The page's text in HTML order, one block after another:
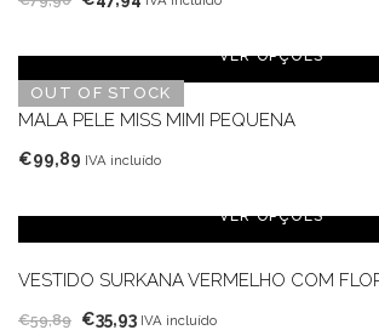
original
era:
€79,90.
atual
é:
€47,94.
OUT OF STOCK
VER OPÇÕES
MALA PELE MISS MIMI PEQUENA
€99,89 IVA incluído
VER OPÇÕES
VESTIDO SURKANA VERMELHO COM
€59,89 O
€35,93OIVA incluído